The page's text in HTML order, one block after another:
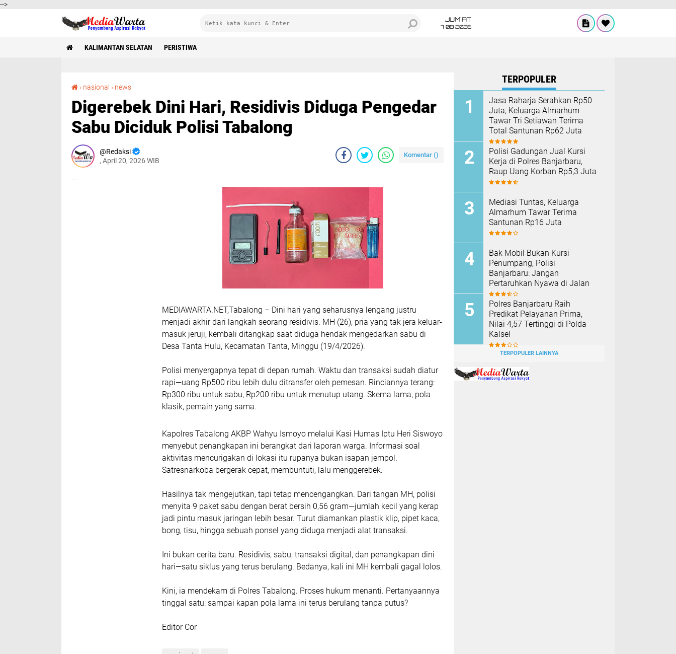
-->
JUM'AT
7 08 2026
KALIMANTAN SELATAN PERISTIWA
› nasional › news
Digerebek Dini Hari, Residivis Diduga Pengedar
Sabu Diciduk Polisi Tabalong
Redaksi
, April 20, 2026 WIB
Komentar ()
---
MEDIAWARTA.NET,Tabalong – Dini hari yang seharusnya lengang justru
menjadi akhir dari langkah seorang residivis. MH (26), pria yang tak jera keluar-
masuk jeruji, kembali ditangkap saat diduga hendak mengedarkan sabu di
Desa Tanta Hulu, Kecamatan Tanta, Minggu (19/4/2026).
Polisi menyergapnya tepat di depan rumah. Waktu dan transaksi sudah diatur
rapi—uang Rp500 ribu lebih dulu ditransfer oleh pemesan. Rinciannya terang:
Rp300 ribu untuk sabu, Rp200 ribu untuk menutup utang. Skema lama, pola
klasik, pemain yang sama.
Kapolres Tabalong AKBP Wahyu Ismoyo melalui Kasi Humas Iptu Heri Siswoyo
menyebut penangkapan ini berangkat dari laporan warga. Informasi soal
aktivitas mencurigakan di lokasi itu rupanya bukan isapan jempol.
Satresnarkoba bergerak cepat, membuntuti, lalu menggerebek.
Hasilnya tak mengejutkan, tapi tetap mencengangkan. Dari tangan MH, polisi
menyita 9 paket sabu dengan berat bersih 0,56 gram—jumlah kecil yang kerap
jadi pintu masuk jaringan lebih besar. Turut diamankan plastik klip, pipet kaca,
bong, tisu, hingga sebuah ponsel yang diduga menjadi alat transaksi.
Ini bukan cerita baru. Residivis, sabu, transaksi digital, dan penangkapan dini
hari—satu siklus yang terus berulang. Bedanya, kali ini MH kembali gagal lolos.
Kini, ia mendekam di Polres Tabalong. Proses hukum menanti. Pertanyaannya
tinggal satu: sampai kapan pola lama ini terus berulang tanpa putus?
Editor Cor
TERPOPULER
Jasa Raharja Serahkan Rp50
Juta, Keluarga Almarhum
Tawar Tri Setiawan Terima
Total Santunan Rp62 Juta
Polisi Gadungan Jual Kursi
Kerja di Polres Banjarbaru,
Raup Uang Korban Rp5,3 Juta
Mediasi Tuntas, Keluarga
Almarhum Tawar Terima
Santunan Rp16 Juta
Bak Mobil Bukan Kursi
Penumpang, Polisi
Banjarbaru: Jangan
Pertaruhkan Nyawa di Jalan
Polres Banjarbaru Raih
Predikat Pelayanan Prima,
Nilai 4,57 Tertinggi di Polda
Kalsel
TERPOPULER LAINNYA